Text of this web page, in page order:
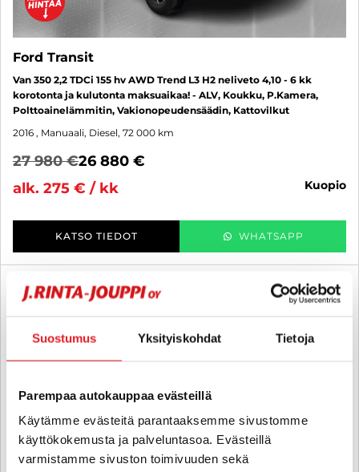
Suostumus Yksityiskohdat Tietoja
Parempaa autokauppaa evästeillä
Käytämme evästeitä parantaaksemme sivustomme
käyttökokemusta ja palveluntasoa. Evästeillä
varmistamme sivuston toimivuuden sekä
Ford Transit
Van 350 2,2 TDCi 155 hv AWD Trend L3 H2 neliveto 4,10 - 6 kk
korotonta ja kulutonta maksuaikaa! - ALV, Koukku, P.Kamera,
Polttoainelämmitin, Vakionopeudensäädin, Kattovilkut
2016 , Manuaali, Diesel, 72 000 km
27 980 €26 880 €
alk. 275 € / kk
kuopio
KATSO TIEDOT WHATSAPP
6 kk korotonta ja kulutonta